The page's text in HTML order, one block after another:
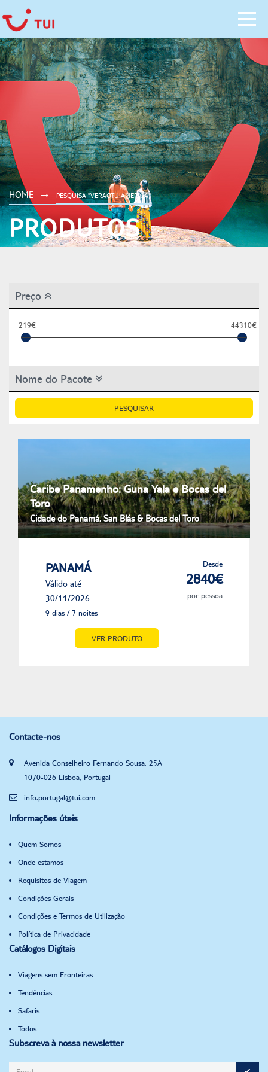
HOME PESQUISA "VERAOTUIAMERICA"
PRODUTOS
Preço
219€ 44310€
Nome do Pacote
PESQUISAR
Caribe Panamenho: Guna Yala e Bocas del
Toro
Cidade do Panamá, San Blás & Bocas del Toro
PANAMÁ
Válido até
30/11/2026
9 dias / 7 noites
Desde
2840€
por pessoa
VER PRODUTO
Contacte-nos
Avenida Conselheiro Fernando Sousa, 25A
1070-026 Lisboa, Portugal
info.portugal@tui.com
Informações úteis
Quem Somos
Onde estamos
Requisitos de Viagem
Condições Gerais
Condições e Termos de Utilização
Política de Privacidade
Catálogos Digitais
Viagens sem Fronteiras
Tendências
Safaris
Todos
Subscreva à nossa newsletter